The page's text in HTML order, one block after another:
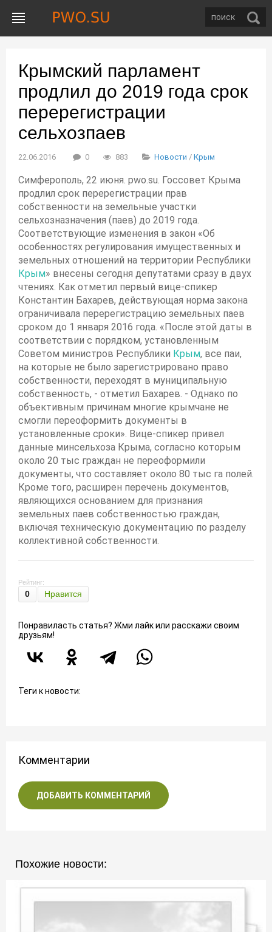
Крымский парламент
продлил до 2019 года срок
перерегистрации
сельхозпаев
22.06.2016 0 883 Новости / Крым
Симферополь, 22 июня. pwo.su. Госсовет Крыма
продлил срок перерегистрации прав
собственности на земельные участки
сельхозназначения (паев) до 2019 года.
Соответствующие изменения в закон «Об
особенностях регулирования имущественных и
земельных отношений на территории Республики
Крым» внесены сегодня депутатами сразу в двух
чтениях. Как отметил первый вице-спикер
Константин Бахарев, действующая норма закона
ограничивала перерегистрацию земельных паев
сроком до 1 января 2016 года. «После этой даты в
соответствии с порядком, установленным
Советом министров Республики Крым, все паи,
на которые не было зарегистрировано право
собственности, переходят в муниципальную
собственность, - отметил Бахарев. - Однако по
объективным причинам многие крымчане не
смогли переоформить документы в
установленные сроки». Вице-спикер привел
данные минсельхоза Крыма, согласно которым
около 20 тыс граждан не переоформили
документы, что составляет около 80 тыс га полей.
Кроме того, расширен перечень документов,
являющихся основанием для признания
земельных паев собственностью граждан,
включая техническую документацию по разделу
коллективной собственности.
Рейтинг:
0 Нравится
Понравиласть статья? Жми лайк или расскажи своим
друзьям!
Теги к новости:
Комментарии
ДОБАВИТЬ КОММЕНТАРИЙ
Похожие новости: